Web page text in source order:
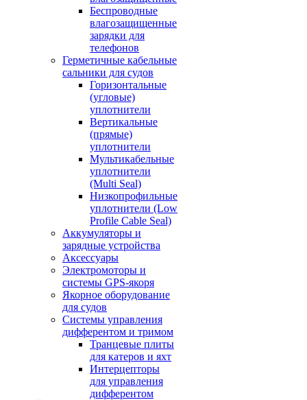
Беспроводные
влагозащищенные
зарядки для
телефонов
Герметичные кабельные
сальники для судов
Горизонтальные
(угловые)
уплотнители
Вертикальные
(прямые)
уплотнители
Мультикабельные
уплотнители
(Multi Seal)
Низкопрофильные
уплотнители (Low
Profile Cable Seal)
Аккумуляторы и
зарядные устройства
Аксессуары
Электромоторы и
системы GPS-якоря
Якорное оборудование
для судов
Системы управления
дифферентом и тримом
Транцевые плиты
для катеров и яхт
Интерцепторы
для управления
дифферентом